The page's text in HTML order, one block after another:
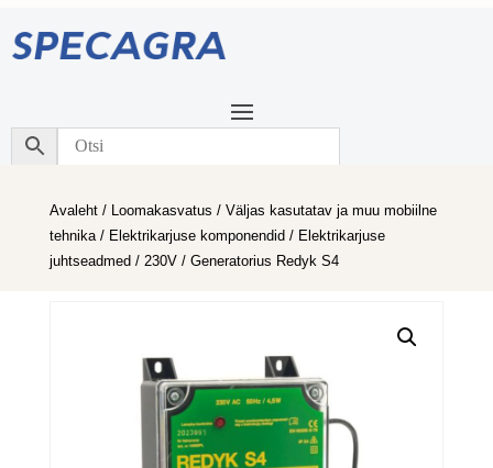
Avaleht/ Loomakasvatus / Väljas kasutatav ja muu mobiilne
tehnika/ Elektrikarjuse komponendid / Elektrikarjuse
juhtseadmed / 230V/ Generatorius Redyk S4